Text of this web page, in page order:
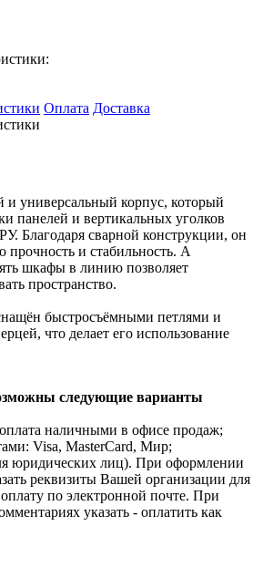
Оплата Доставка
универсальный корпус, который
панелей и вертикальных уголков
Благодаря сварной конструкции, он
прочность и стабильность. А
шкафы в линию позволяет
пространство.
быстросъёмными петлями и
что делает его использование
следующие варианты
наличными в офисе продаж;
Visa, MasterCard, Мир;
юридических лиц). При оформлении
реквизиты Вашей организации для
по электронной почте. При
указать - оплатить как